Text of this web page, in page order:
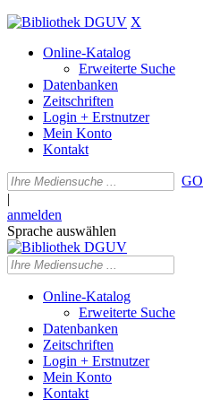
X
Online-Katalog
Erweiterte Suche
Datenbanken
Zeitschriften
Login + Erstnutzer
Mein Konto
Kontakt
GO
|
anmelden
Sprache auswählen
Online-Katalog
Erweiterte Suche
Datenbanken
Zeitschriften
Login + Erstnutzer
Mein Konto
Kontakt